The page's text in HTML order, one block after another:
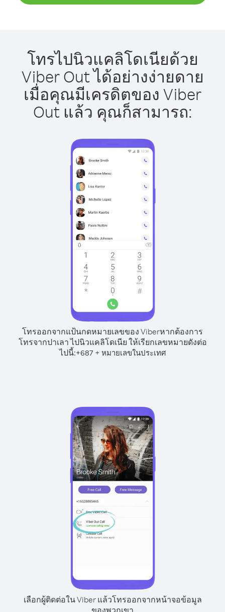
โทรไปนิวแคลิโดเนียด้วย
Viber Out ได้อย่างง่ายดาย
เมื่อคุณมีเครดิตของ Viber
Out แล้ว คุณก็สามารถ:
โทรออกจากแป้นกดหมายเลขของ Viberหากต้องการ
โทรจากปาเลา ไปนิวแคลิโดเนีย ให้เรียกเลขหมายดังต่อ
ไปนี้:+687+ หมายเลขในประเทศ
เลือกผู้ติดต่อใน Viber แล้วโทรออกจากหน้าจอข้อมูล
ของพวกเขา